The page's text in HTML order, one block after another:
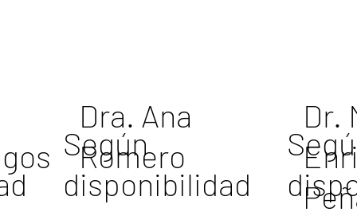
Según
disponibilidad
Dra. Ana
Romero
Dr.